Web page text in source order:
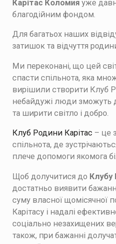
Карітас Коломия уже
благодійним фондом.
Для багатьох наших
затишок та відчуття
Ми переконані, що цей
спасти спільнота, яка
вирішили створити Клуб
небайдужі люди зможуть
та ширити світло і добро.
Клуб Родини Карітас – це
спільнота, де
плече допомоги якомога
Щоб долучитися до Клубу
достатньо виявити
суму власної щомісячної
Карітасу і надалі
соціально незахищених
також, при бажанні